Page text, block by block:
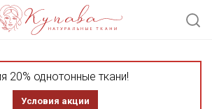
20% однотонные ткани!
Условия акции